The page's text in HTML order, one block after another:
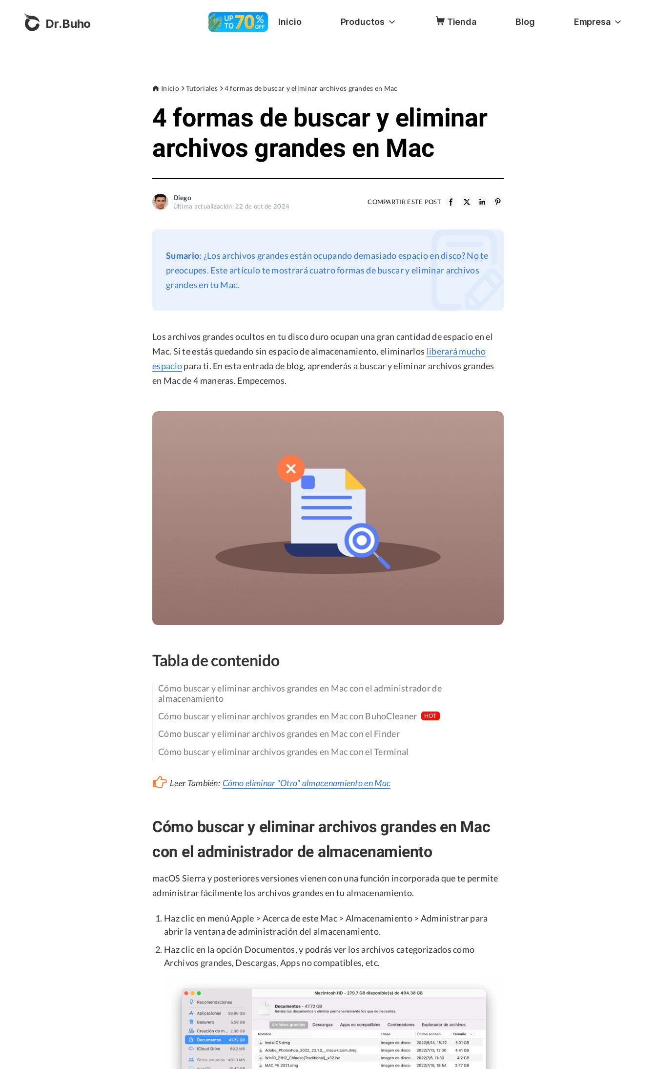
Dr.Buho Inicio Productos Tienda Blog Empresa
Inicio Tutoriales 4 formas de buscar y eliminar archivos grandes en Mac
4 formas de buscar y eliminar
archivos grandes en Mac
Diego
Última actualización: 22 de oct de 2024
COMPARTIR ESTE POST
Sumario: ¿Los archivos grandes están ocupando demasiado espacio en disco? No te
preocupes. Este artículo te mostrará cuatro formas de buscar y eliminar archivos
grandes en tu Mac.
Los archivos grandes ocultos en tu disco duro ocupan una gran cantidad de espacio en el
Mac. Si te estás quedando sin espacio de almacenamiento, eliminarlos liberará mucho
espaciopara ti. En esta entrada de blog, aprenderás a buscar y eliminar archivos grandes
en Mac de 4 maneras. Empecemos.
Tabla de contenido
Cómo buscar y eliminar archivos grandes en Mac con el administrador de
almacenamiento
Cómo buscar y eliminar archivos grandes en Mac con BuhoCleaner
HOT
Cómo buscar y eliminar archivos grandes en Mac con el Finder
Cómo buscar y eliminar archivos grandes en Mac con el Terminal
Leer También: Cómo eliminar "Otro" almacenamiento en Mac
Cómo buscar y eliminar archivos grandes en Mac
con el administrador de almacenamiento
macOS Sierra y posteriores versiones vienen con una función incorporada que te permite
administrar fácilmente los archivos grandes en tu almacenamiento.
Haz clic en menú Apple > Acerca de este Mac > Almacenamiento > Administrar para
abrir la ventana de administración del almacenamiento.
Haz clic en la opción Documentos, y podrás ver los archivos categorizados como
Archivos grandes, Descargas, Apps no compatibles, etc.